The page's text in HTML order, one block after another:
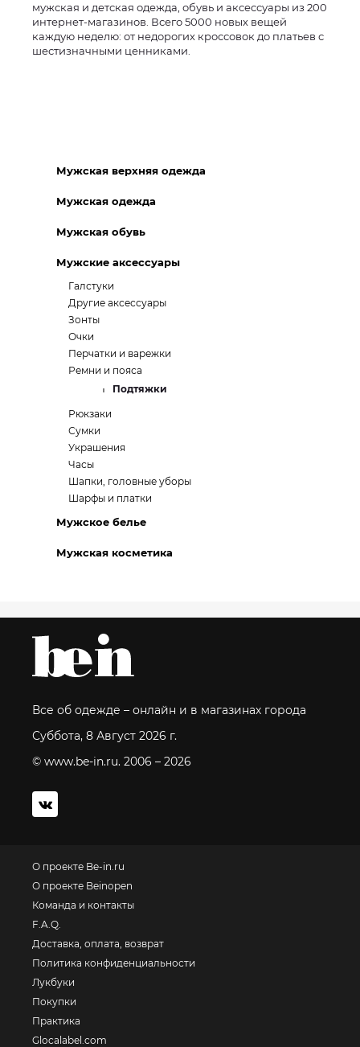
мужская и детская одежда, обувь и аксессуары из 200
интернет-магазинов. Всего 5000 новых вещей
каждую неделю: от недорогих кроссовок до платьев с
шестизначными ценниками.
Мужская верхняя одежда
Мужская одежда
Мужская обувь
Мужские аксессуары
Галстуки
Другие аксессуары
Зонты
Очки
Перчатки и варежки
Ремни и пояса
Подтяжки
Рюкзаки
Сумки
Украшения
Часы
Шапки, головные уборы
Шарфы и платки
Мужское белье
Мужская косметика
Все об одежде – онлайн и в магазинах города
Суббота, 8 Август 2026 г.
© www.be-in.ru. 2006 – 2026
О проекте Be-in.ru
О проекте Beinopen
Команда и контакты
F.A.Q.
Доставка, оплата, возврат
Политика конфиденциальности
Лукбуки
Покупки
Практика
Glocalabel.com